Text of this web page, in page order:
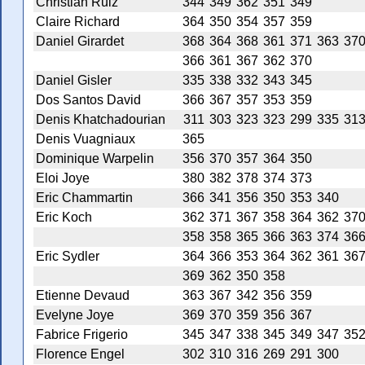
Claire Richard
364 350 354 357 359
Daniel Girardet
368 364 368 361 371 363 370
366 361 367 362 370
Daniel Gisler
335 338 332 343 345
Dos Santos David
366 367 357 353 359
Denis Khatchadourian
311 303 323 323 299 335 313
Denis Vuagniaux
365
Dominique Warpelin
356 370 357 364 350
Eloi Joye
380 382 378 374 373
Eric Chammartin
366 341 356 350 353 340
Eric Koch
362 371 367 358 364 362 370
358 358 365 366 363 374 366
Eric Sydler
364 366 353 364 362 361 367
369 362 350 358
Etienne Devaud
363 367 342 356 359
Evelyne Joye
369 370 359 356 367
Fabrice Frigerio
345 347 338 345 349 347 352
Florence Engel
302 310 316 269 291 300